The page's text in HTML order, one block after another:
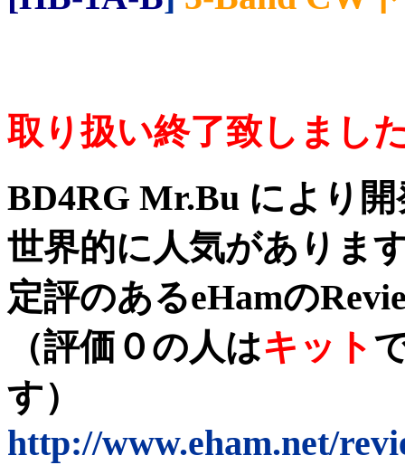
取り扱い終了致しまし
BD4RG Mr.Bu により
世界的に人気がありま
定評のあるeHamの
（評価０の人はキット
す）
http://www.eham.net/